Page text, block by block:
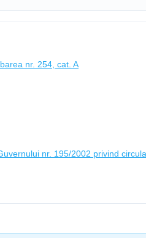
nr. 254, cat. A
nr. 195/2002 privind